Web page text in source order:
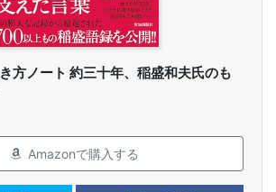
方ノート 約三十年、稲盛和夫氏のも
Amazonで購入する